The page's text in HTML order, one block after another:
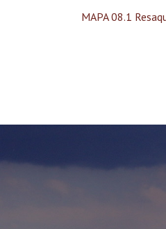
MAPA 08.1